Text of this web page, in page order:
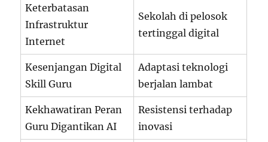
Keterbatasan
Infrastruktur
Internet
Sekolah di pelosok
tertinggal digital
Kesenjangan Digital
Skill Guru
Adaptasi teknologi
berjalan lambat
Kekhawatiran Peran
Guru Digantikan AI
Resistensi terhadap
inovasi